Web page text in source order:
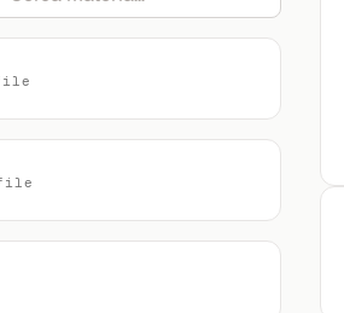
file
file